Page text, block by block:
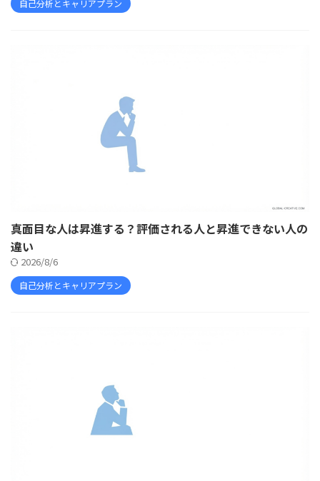
自己分析とキャリアプラン
真面目な人は昇進する？評価される人と昇進できない人の
違い
2026/8/6
自己分析とキャリアプラン